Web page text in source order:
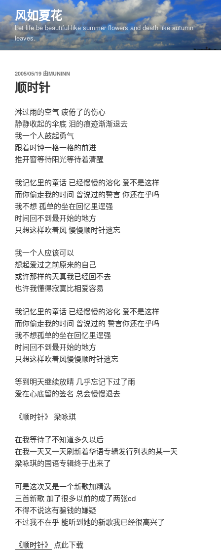
至
内
容
风如夏花
Let life be beautiful like summer flowers and death like autumn
leaves.
发
布
于
2005/05/19 由MUNINN
顺时针
淋过雨的空气 疲倦了的伤心
静静收起的伞底 泪的痕迹渐渐退去
我一个人鼓起勇气
跟着时钟一格一格的前进
推开窗等待阳光等待着清醒
我记忆里的童话 已经慢慢的溶化 爱不是这样
而你偷走我的时间 曾说过的誓言 你还在乎吗
我不想 孤单的坐在回忆里逞强
时间回不到最开始的地方
只想这样吹着风 慢慢顺时针遗忘
我一个人应该可以
想起爱过之前原来的自己
或许那样的天真我已经回不去
也许我懂得寂寞比相爱容易
我记忆里的童话 已经慢慢的溶化 爱不是这样
而你偷走我的时间 曾说过的 誓言你还在乎吗
我不想孤单的坐在回忆里逞强
时间回不到最开始的地方
只想这样吹着风慢慢顺时针遗忘
等到明天继续放晴 几乎忘记下过了雨
爱在心底留的签名 总会慢慢退去
《顺时针》 梁咏琪
在我等待了不知道多久以后
在我一天又一天刷新着华语专辑发行列表的某一天
梁咏琪的国语专辑终于出来了
可是这次又是一个新歌加精选
三首新歌 加了很多以前的成了两张cd
不得不说这有骗钱的嫌疑
不过我不在乎 能听到她的新歌我已经很高兴了
《顺时针》 点此下载